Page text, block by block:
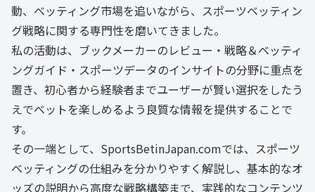
動、ベッティング市場を追いながら、スポーツベッティン
グ戦略に関する専門性を磨いてきました。
私の活動は、ブックメーカーのレビュー・戦略＆ベッティ
ングガイド・スポーツデータのインサイトの分野に重点を
置き、初心者から経験者までユーザーが賢い選択をしたう
えでベットを楽しめるよう良質な情報を提供することで
す。
その一端として、SportsBetinJapan.comでは、スポーツ
ベッティングの仕組みを分かりやすく解説し、基本的なオ
ッズの説明から高度な戦略構築まで、実践的なコンテンツ